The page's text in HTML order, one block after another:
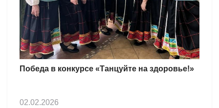
Победа в конкурсе «Танцуйте на здоровье!»
02.02.2026